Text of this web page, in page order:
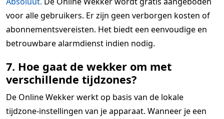
voor alle gebruikers. Er zijn geen verborgen kosten of
abonnementsvereisten. Het biedt een eenvoudige en
betrouwbare alarmdienst indien nodig.
7. Hoe gaat de wekker om met
verschillende tijdzones?
De Online Wekker werkt op basis van de lokale
tijdzone-instellingen van je apparaat. Wanneer je een